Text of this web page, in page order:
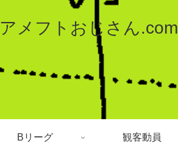
アメフトおじさん.com
Bリーグ 観客動員